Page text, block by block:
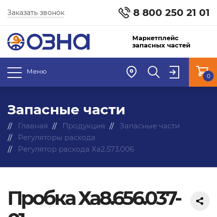
8 800 250 21 01
Заказать звонок
Маркетплейс
запасных частей
Меню
0
Запасные части
Главная Продукция
Запасные части
Регуляторы расхода
Регулятор расхода Ха2.573.006
Пробка Ха8.656.037-